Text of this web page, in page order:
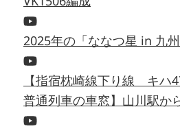
2025年の「ななつ星 in 九州
【指宿枕崎線下り線 キハ
普通列車の車窓】山川駅か